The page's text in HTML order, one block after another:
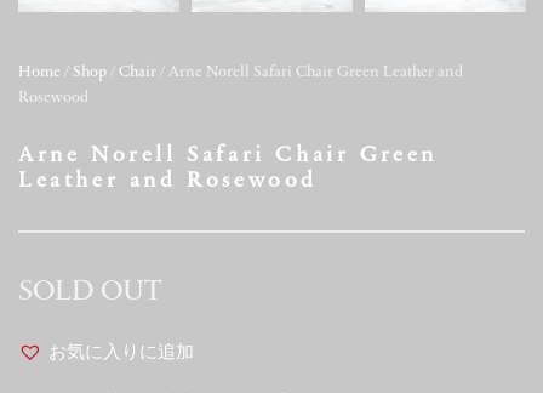
Home / Shop / Chair / Arne Norell Safari Chair Green Leather and
Rosewood
Arne Norell Safari Chair Green
Leather and Rosewood
SOLD OUT
お気に入りに追加